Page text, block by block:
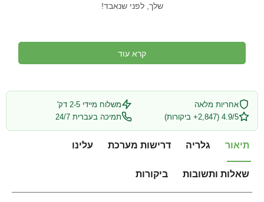
שלך, לפני שנאבד!
קרא עוד
אחריות מלאה
משלוח מיידי 2-5 דק'
4.9/5 (2,847+ ביקורות)
תמיכה בעברית 24/7
תיאור גלריה דרישות מערכת עלינו
שאלות ותשובות ביקורות